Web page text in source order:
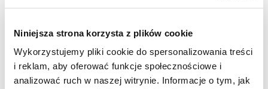
Niniejsza strona korzysta z plików cookie
Wykorzystujemy pliki cookie do spersonalizowania treści
i reklam, aby oferować funkcje społecznościowe i
analizować ruch w naszej witrynie. Informacje o tym, jak
Program dla
Dołącz do naszych partnerów!